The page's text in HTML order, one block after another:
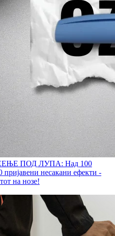
ПОД ЛУПА: Над 100
несакани ефекти -
на нозе!